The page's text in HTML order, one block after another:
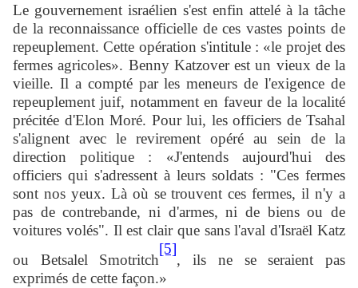
Le gouvernement israélien s'est enfin attelé à la tâche
de la reconnaissance officielle de ces vastes points de
repeuplement. Cette opération s'intitule : «le projet des
fermes agricoles». Benny Katzover est un vieux de la
vieille. Il a compté par les meneurs de l'exigence de
repeuplement juif, notamment en faveur de la localité
précitée d'Elon Moré. Pour lui, les officiers de Tsahal
s'alignent avec le revirement opéré au sein de la
direction politique : «J'entends aujourd'hui des
officiers qui s'adressent à leurs soldats : "Ces fermes
sont nos yeux. Là où se trouvent ces fermes, il n'y a
pas de contrebande, ni d'armes, ni de biens ou de
voitures volés". Il est clair que sans l'aval d'Israël Katz
ou Betsalel Smotritch
[5]
, ils ne se seraient pas
exprimés de cette façon.»